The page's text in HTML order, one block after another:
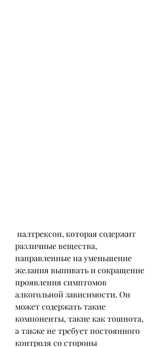
различные вещества,
направленные на уменьшение
желания выпивать и сокращение
проявления симптомов
алкогольной зависимости. Он
может содержать такие
компоненты, такие как тошнота,
а также не требует постоянного
контроля со стороны